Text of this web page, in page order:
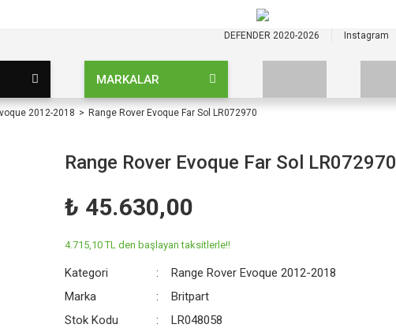
DEFENDER 2020-2026 Instagram
MARKALAR
2012-2018 Range Rover Evoque Far Sol LR072970
Range Rover Evoque Far Sol LR072970
₺ 45.630,00
4.715,10 TL den başlayan taksitlerle!!
Kategori
Range Rover Evoque 2012-2018
Marka
Britpart
Stok Kodu
LR048058